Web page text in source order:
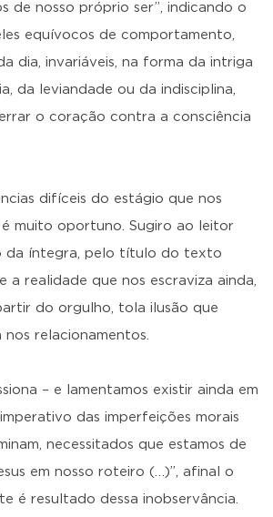
de nosso próprio ser”, indicando o
equívocos de comportamento,
dia, invariáveis, na forma da intriga
da leviandade ou da indisciplina,
o coração contra a consciência
difíceis do estágio que nos
muito oportuno. Sugiro ao leitor
da íntegra, pelo título do texto
a realidade que nos escraviza ainda,
do orgulho, tola ilusão que
relacionamentos.
– e lamentamos existir ainda em
das imperfeições morais
necessitados que estamos de
em nosso roteiro (…)”, afinal o
é resultado dessa inobservância.